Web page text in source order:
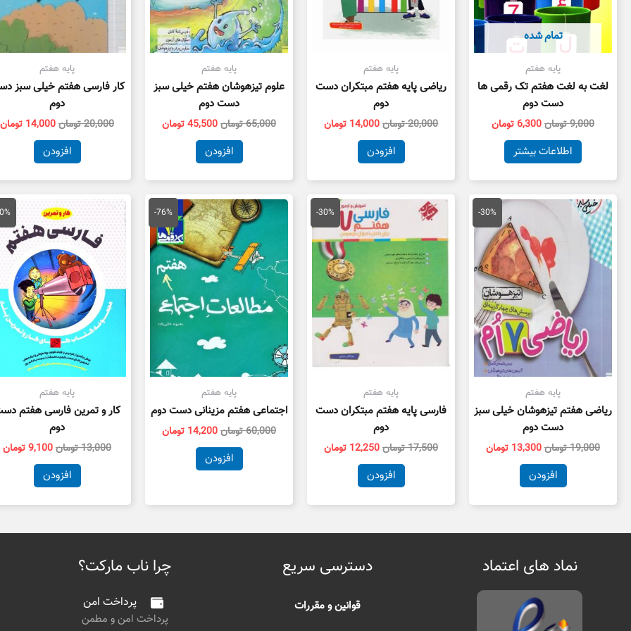
تمام شده
پایه هفتم
لغت به لغت هفتم تک رقمی ها
دست دوم
9,000تومان6,300 تومان
اطلاعات بیشتر
پایه هفتم
ریاضی پایه هفتم مبتکران دست
دوم
20,000تومان14,000 تومان
افزودن
پایه هفتم
علوم تیزهوشان هفتم خیلی سبز
دست دوم
65,000تومان45,500تومان
افزودن
پایه هفتم
کار فارسی هفتم خیلی سبز
دوم
20,000تومان14,000 تومان
افزودن
-30%
پایه هفتم
ریاضی هفتم تیزهوشان خیلی سبز
دست دوم
19,000تومان
قیمت
19,000 تومان
بود.
13,300 تومان
قیمت
فعلی
13,300 تومان
افزودن
-30%
پایه هفتم
فارسی پایه هفتم مبتکران دست
دوم
17,500تومان
قیمت
اصلی
17,500 تومان
بود.
12,250 تومان
قیمت
فعلی
است.
افزودن
-76%
پایه هفتم
اجتماعی هفتم مزینانی دست دوم
60,000تومان
قیمت
اصلی
60,000 تومان
بود.
14,200 تومان
قیمت
فعلی
14,200 تومان
است.
افزودن
پایه هفتم
کار و تمرین فارسی هفتم
دوم
13,000تومان
اصلی
13,000
بود.
9,100تومان
افزودن
نماد های اعتماد دسترسی سریع
قوانین و مقررات
چرا ناب مارکت؟
پرداخت امن
پرداخت امن و مطمن